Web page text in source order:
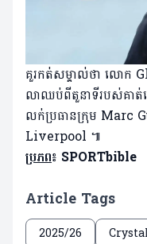
គួរកត់សម្គាល់ថា លោក
លាឈប់ពីតួនាទីរបស់គាត់
លក់ប្រធានក្រុម Marc
Liverpool ៕
ប្រភព៖ SPORTbible
Article Tags
2025/26